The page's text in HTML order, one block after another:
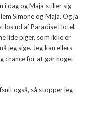
i dag og Maja stiller sig
Simone og Maja. Og ja
ud af Paradise Hotel,
lide piger, som ikke er
jeg sige. Jeg kan ellers
chance for at gør noget
også, så stopper jeg